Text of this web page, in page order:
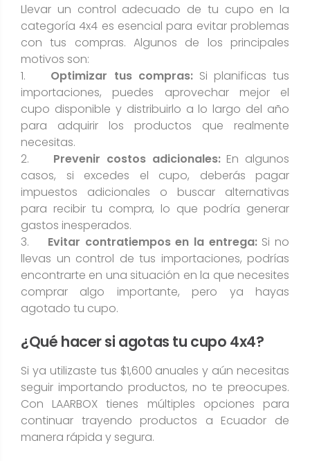
Llevar un control adecuado de tu cupo en la
categoría 4x4 es esencial para evitar problemas
con tus compras. Algunos de los principales
motivos son:
1. Optimizar tus compras:Si planificas tus
importaciones, puedes aprovechar mejor el
cupo disponible y distribuirlo a lo largo del año
para adquirir los productos que realmente
necesitas.
2. Prevenir costos adicionales:En algunos
casos, si excedes el cupo, deberás pagar
impuestos adicionales o buscar alternativas
para recibir tu compra, lo que podría generar
gastos inesperados.
3. Evitar contratiempos en la entrega:Si no
llevas un control de tus importaciones, podrías
encontrarte en una situación en la que necesites
comprar algo importante, pero ya hayas
agotado tu cupo.
¿Qué hacer si agotas tu cupo 4x4?
Si ya utilizaste tus $1,600 anuales y aún necesitas
seguir importando productos, no te preocupes.
Con LAARBOX tienes múltiples opciones para
continuar trayendo productos a Ecuador de
manera rápida y segura.